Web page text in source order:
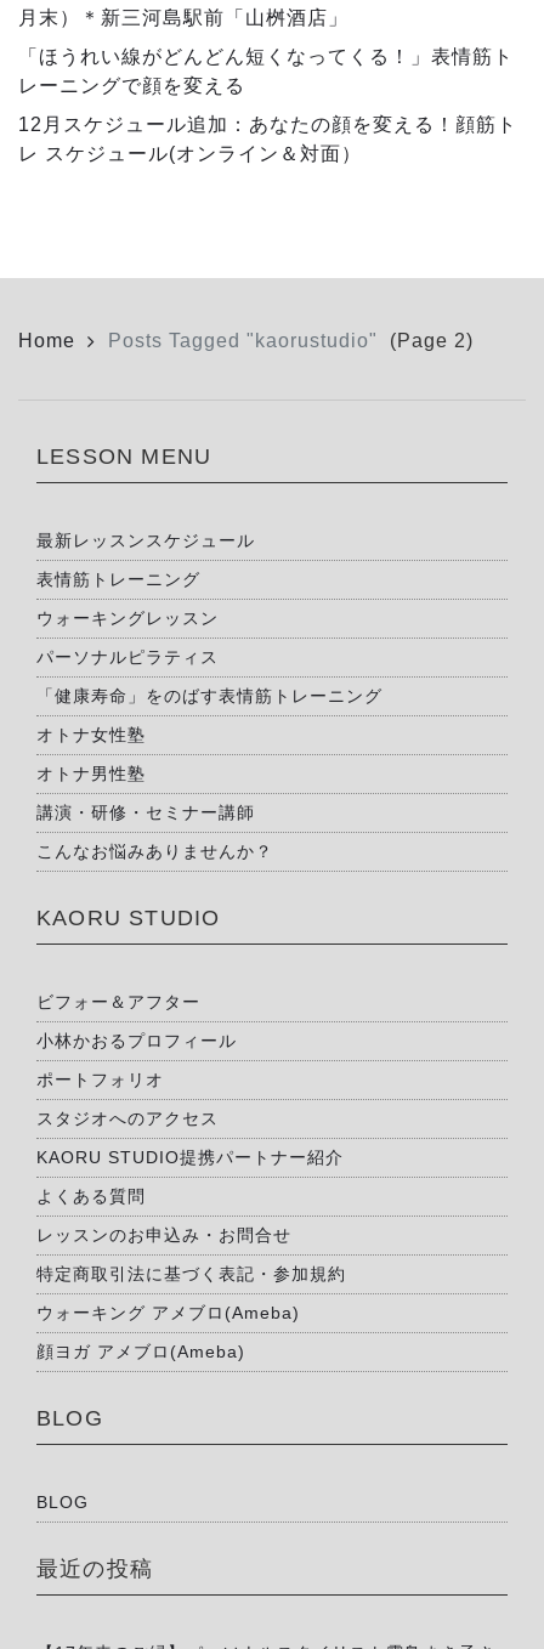
月末）＊新三河島駅前「山桝酒店」
「ほうれい線がどんどん短くなってくる！」表情筋ト
レーニングで顔を変える
12月スケジュール追加：あなたの顔を変える！顔筋ト
レ スケジュール(オンライン＆対面）
Home Posts Tagged "kaorustudio" (Page 2)
LESSON MENU
最新レッスンスケジュール
表情筋トレーニング
ウォーキングレッスン
パーソナルピラティス
「健康寿命」をのばす表情筋トレーニング
オトナ女性塾
オトナ男性塾
講演・研修・セミナー講師
こんなお悩みありませんか？
KAORU STUDIO
ビフォー＆アフター
小林かおるプロフィール
ポートフォリオ
スタジオへのアクセス
KAORU STUDIO提携パートナー紹介
よくある質問
レッスンのお申込み・お問合せ
特定商取引法に基づく表記・参加規約
ウォーキング アメブロ(Ameba)
顔ヨガ アメブロ(Ameba)
BLOG
BLOG
最近の投稿